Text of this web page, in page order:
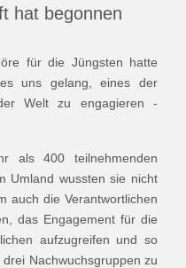
hat begonnen
für die Jüngsten hatte
uns gelang, eines der
Welt zu engagieren -
als 400 teilnehmenden
Umland wussten sie nicht
auch die Verantwortlichen
das Engagement für die
aufzugreifen und so
Nachwuchsgruppen zu